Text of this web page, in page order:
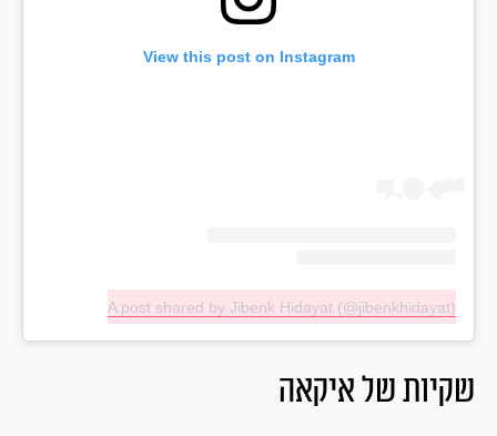
View this post on Instagram
A post shared by Jibenk Hidayat (@jibenkhidayat)
שקיות של איקאה